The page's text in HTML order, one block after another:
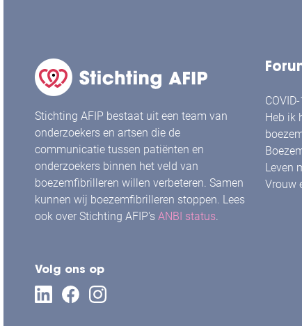
Stichting AFIP bestaat uit een team van
onderzoekers en artsen die de
communicatie tussen patiënten en
onderzoekers binnen het veld van
boezemfibrilleren willen verbeteren. Samen
kunnen wij boezemfibrilleren stoppen. Lees
ook over Stichting AFIP's ANBI status.
Volg ons op
Heb ik
Leven
Vrouw